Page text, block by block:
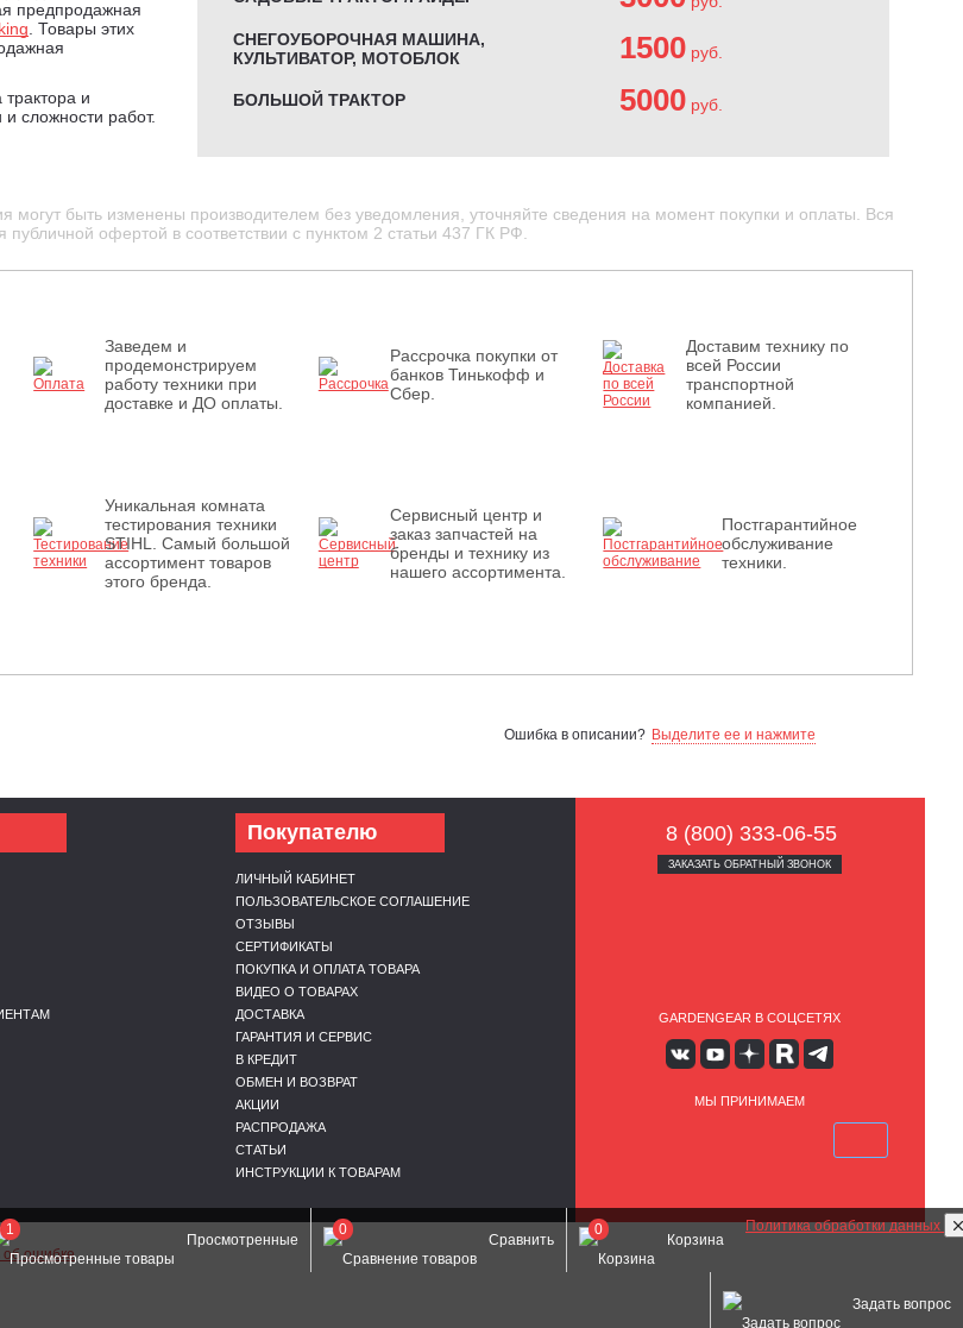
предпродажная
. Товары этих
трактора и
и сложности работ.
СНЕГОУБОРОЧНАЯ МАШИНА,
КУЛЬТИВАТОР, МОТОБЛОК
1500 руб.
БОЛЬШОЙ ТРАКТОР 5000 руб.
могут быть изменены производителем без уведомления, уточняйте сведения на момент покупки и оплаты. Вся
офертой в соответствии с пунктом 2 статьи 437 ГК РФ.
Заведем и
продемонстрируем
работу техники при
доставке и ДО оплаты.
Рассрочка покупки от
банков Тинькофф и
Сбер.
Доставим технику по
всей России
транспортной
компанией.
Уникальная комната
тестирования техники
STIHL. Самый большой
ассортимент товаров
этого бренда.
Сервисный центр и
заказ запчастей на
бренды и технику из
нашего ассортимента.
Постгарантийное
обслуживание
техники.
Ошибка в описании? Выделите ее и нажмите
Покупателю
ЛИЧНЫЙ КАБИНЕТ
ПОЛЬЗОВАТЕЛЬСКОЕ СОГЛАШЕНИЕ
ОТЗЫВЫ
СЕРТИФИКАТЫ
ПОКУПКА И ОПЛАТА ТОВАРА
ВИДЕО О ТОВАРАХ
ДОСТАВКА
ГАРАНТИЯ И СЕРВИС
В КРЕДИТ
ОБМЕН И ВОЗВРАТ
АКЦИИ
РАСПРОДАЖА
СТАТЬИ
ИНСТРУКЦИИ К ТОВАРАМ
8 (800) 333-06-55
ЗАКАЗАТЬ ОБРАТНЫЙ ЗВОНОК
GARDENGEAR В СОЦСЕТЯХ
МЫ ПРИНИМАЕМ
ошибке
Политика обработки данных
Корзина
0
Сравнить
0
Просмотренные
1
Задать вопрос